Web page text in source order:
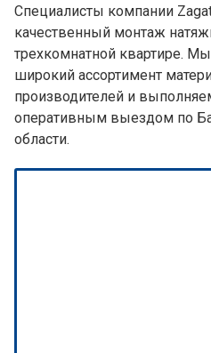
Специалисты компании
качественный монтаж
трехкомнатной квартире.
широкий ассортимент
производителей и
оперативным выездом по
области.